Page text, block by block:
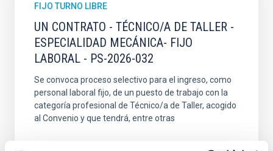
FIJO TURNO LIBRE
UN CONTRATO - TÉCNICO/A DE TALLER -
ESPECIALIDAD MECÁNICA- FIJO
LABORAL - PS-2026-032
Se convoca proceso selectivo para el ingreso, como
personal laboral fijo, de un puesto de trabajo con la
categoría profesional de Técnico/a de Taller, acogido
al Convenio y que tendrá, entre otras